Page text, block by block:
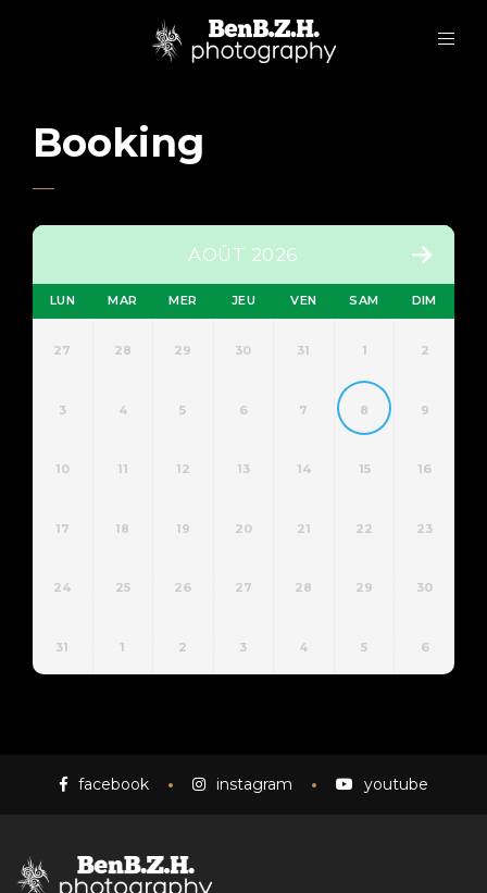
Booking
AOÛT 2026
LUN MAR MER JEU VEN SAM DIM
27 28 29 30 31 1 2
3 4 5 6 7 8 9
10 11 12 13 14 15 16
17 18 19 20 21 22 23
24 25 26 27 28 29 30
31 1 2 3 4 5 6
facebook instagram youtube